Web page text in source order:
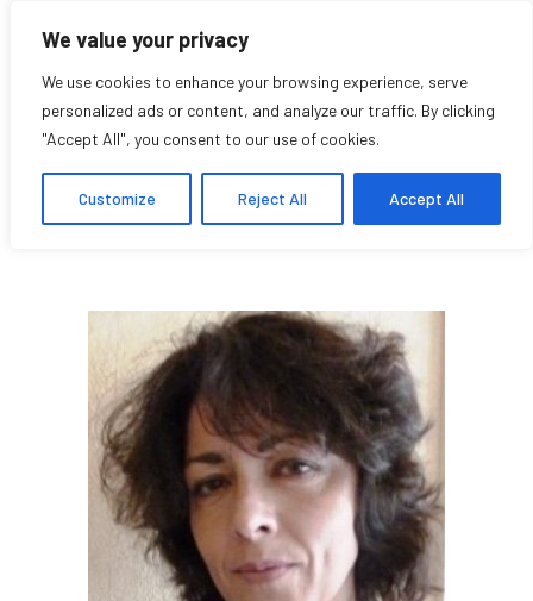
We value your privacy
We use cookies to enhance your browsing experience, serve
personalized ads or content, and analyze our traffic. By clicking
"Accept All", you consent to our use of cookies.
Customize Reject All Accept All
Claire Scopsi
Research Affiliate